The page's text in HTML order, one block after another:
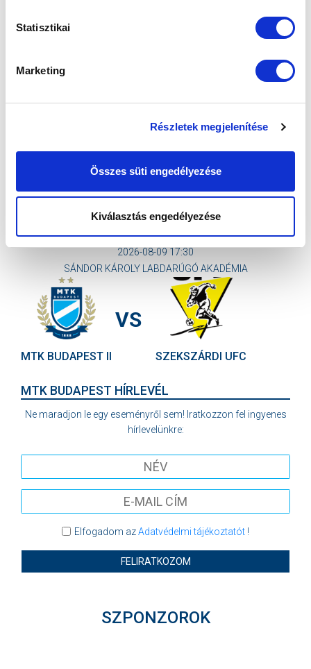
Statisztikai
Marketing
Részletek megjelenítése
Összes süti engedélyezése
Kiválasztás engedélyezése
ÁPRILIS 1-JÉN LENNE 88 ESZTENDŐS
PUSKÁS „ÖCSI”
Puskás Ferenc vagy, ahogy itthon becézték, „Öcsi” a
KÖVETKEZŐ MÉRKŐZÉS
2026-08-09 17:30
SÁNDOR KÁROLY LABDARÚGÓ AKADÉMIA
MTK BUDAPEST II
VS
SZEKSZÁRDI UFC
MTK BUDAPEST HÍRLEVÉL
Ne maradjon le egy eseményről sem! Iratkozzon fel ingyenes
hírlevelünkre:
Elfogadom azAdatvédelmi tájékoztatót!
FELIRATKOZOM
SZPONZOROK